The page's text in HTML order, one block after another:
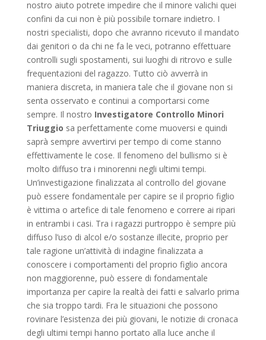
nostro aiuto potrete impedire che il minore valichi quei
confini da cui non è più possibile tornare indietro. I
nostri specialisti, dopo che avranno ricevuto il mandato
dai genitori o da chi ne fa le veci, potranno effettuare
controlli sugli spostamenti, sui luoghi di ritrovo e sulle
frequentazioni del ragazzo. Tutto ciò avverrà in
maniera discreta, in maniera tale che il giovane non si
senta osservato e continui a comportarsi come
sempre. Il nostro Investigatore Controllo Minori
Triuggio sa perfettamente come muoversi e quindi
saprà sempre avvertirvi per tempo di come stanno
effettivamente le cose. Il fenomeno del bullismo si è
molto diffuso tra i minorenni negli ultimi tempi.
Un’investigazione finalizzata al controllo del giovane
può essere fondamentale per capire se il proprio figlio
è vittima o artefice di tale fenomeno e correre ai ripari
in entrambi i casi. Tra i ragazzi purtroppo è sempre più
diffuso l’uso di alcol e/o sostanze illecite, proprio per
tale ragione un’attività di indagine finalizzata a
conoscere i comportamenti del proprio figlio ancora
non maggiorenne, può essere di fondamentale
importanza per capire la realtà dei fatti e salvarlo prima
che sia troppo tardi. Fra le situazioni che possono
rovinare l’esistenza dei più giovani, le notizie di cronaca
degli ultimi tempi hanno portato alla luce anche il